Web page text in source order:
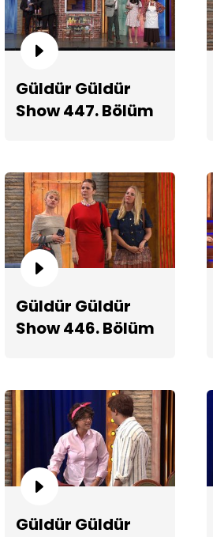
Güldür Güldür
Show 447. Bölüm
Güldür Güldür
Show 446. Bölüm
Güldür Güldür